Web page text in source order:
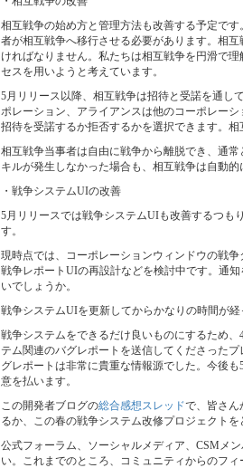
相互戦争の始め方と管理方法も改善する予定で
者が相互戦争へ移行させる必要があります。相
ければなりません。私たちは相互戦争を円滑で
セスを用いようと考えています。
5月リリース以降、相互戦争は招待と受諾を通し
ポレーション、アライアンスは他のコーポレー
招待を受諾するか拒否するかを選択できます。
相互戦争当事者は自由に戦争から離脱でき、通
キルが発生しなかった場合も、相互戦争は自動
・戦争システムUIの改善
5月リリースでは戦争システムUIも改善するつも
す。
現時点では、コーポレーションウィンドウの戦
戦争レポートUIの再設計などを検討中です。通
いでしょうか。
戦争システムUIを更新してからかなりの時間が
戦争システムをできるだけ良いものにするため
テム関連のバグレポートを送信してくださった
グレポートは非常に貴重な情報源でした。今後
意を払います。
この開発者ブログの総合感想スレッドで、皆さん
るか、この春の戦争システム改修プロジェクト
公式フォーラム、ソーシャルメディア、CSMメ
い。これまでのところ、コミュニティからのフ